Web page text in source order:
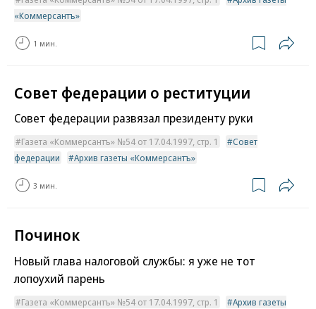
«Коммерсантъ»
1 мин.
Совет федерации о реституции
Совет федерации развязал президенту руки
Газета «Коммерсантъ» №54 от 17.04.1997, стр. 1
Совет
федерации
Архив газеты «Коммерсантъ»
3 мин.
Починок
Новый глава налоговой службы: я уже не тот
лопоухий парень
Газета «Коммерсантъ» №54 от 17.04.1997, стр. 1
Архив газеты